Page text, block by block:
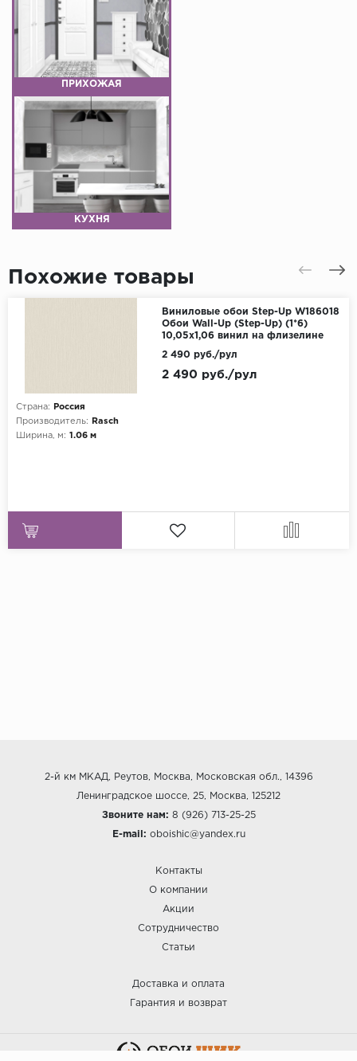
ПРИХОЖАЯ
КУХНЯ
Похожие товары
Виниловые обои Step-Up W186018
Обои Wall-Up (Step-Up) (1*6)
10,05х1,06 винил на флизелине
Страна:
Россия
Производитель:
Rasch
Ширина, м: 1.06 м
2 490 руб./рул
2 490 руб./рул
2-й км МКАД, Реутов, Москва, Московская обл., 14396
Ленинградское шоссе, 25, Москва, 125212
Звоните нам: 8 (926) 713-25-25
E-mail: oboishic@yandex.ru
Контакты
О компании
Акции
Сотрудничество
Статьи
Доставка и оплата
Гарантия и возврат